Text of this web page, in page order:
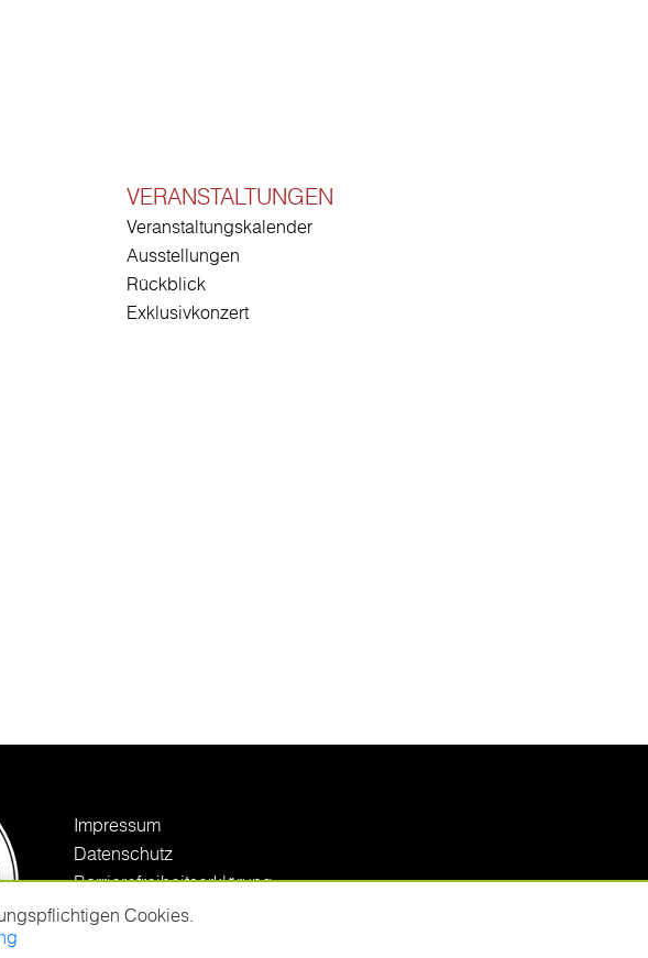
VERANSTALTUNGEN
Veranstaltungskalender
Ausstellungen
Rückblick
Exklusivkonzert
Impressum
Datenschutz
Barrierefreiheitserklärung
Copyright © 2025
Cookies.